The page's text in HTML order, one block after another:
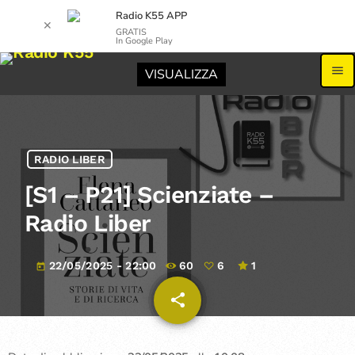
menu
RADIO LIBER
[S1 – P21] Scienziate –
Radio Liber
today 22/05/2025 - 22:00 60 6 1
share
email
✕
Radio K55 APP
GRATIS
In Google Play
VISUALIZZA